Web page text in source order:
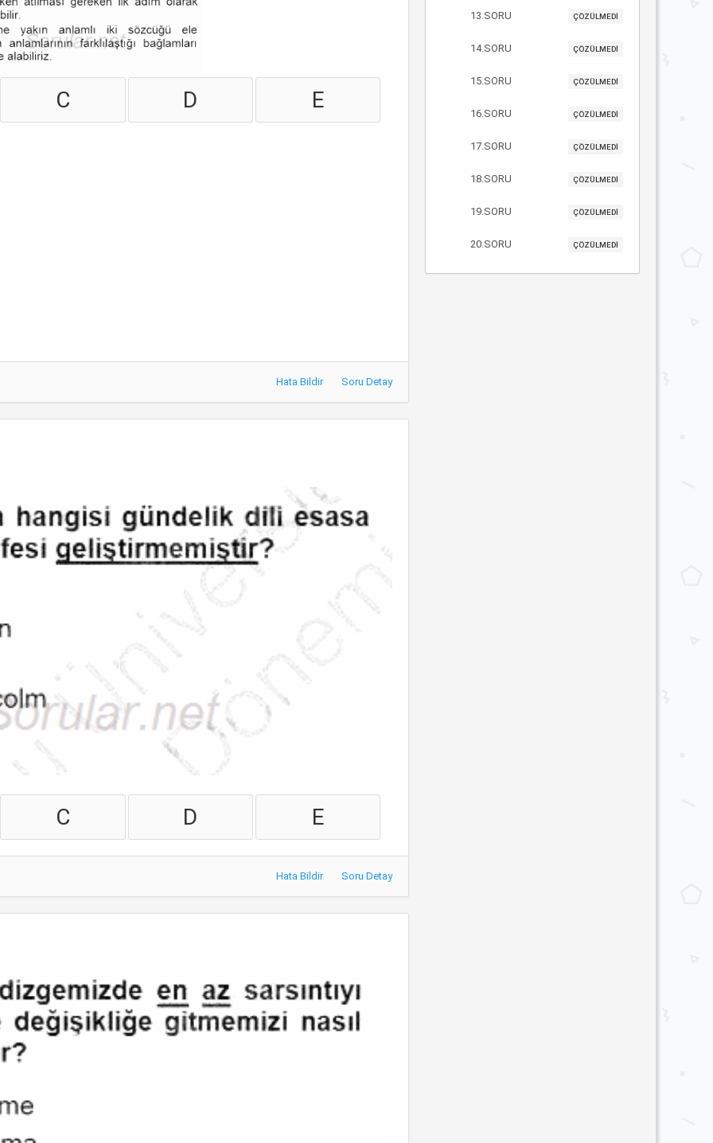
C D E
Hata Bildir Soru Detay
C D E
Hata Bildir Soru Detay
13.SORU ÇÖZÜLMEDİ
14.SORU ÇÖZÜLMEDİ
15.SORU ÇÖZÜLMEDİ
16.SORU ÇÖZÜLMEDİ
17.SORU ÇÖZÜLMEDİ
18.SORU ÇÖZÜLMEDİ
19.SORU ÇÖZÜLMEDİ
20.SORU ÇÖZÜLMEDİ